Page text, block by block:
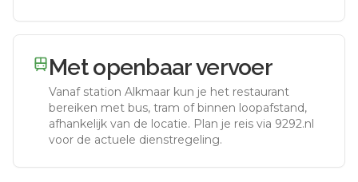
Met openbaar vervoer
Vanaf station Alkmaar kun je het restaurant
bereiken met bus, tram of binnen loopafstand,
afhankelijk van de locatie. Plan je reis via 9292.nl
voor de actuele dienstregeling.